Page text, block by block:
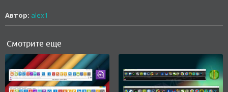
Автор: alex1
Смотрите еще